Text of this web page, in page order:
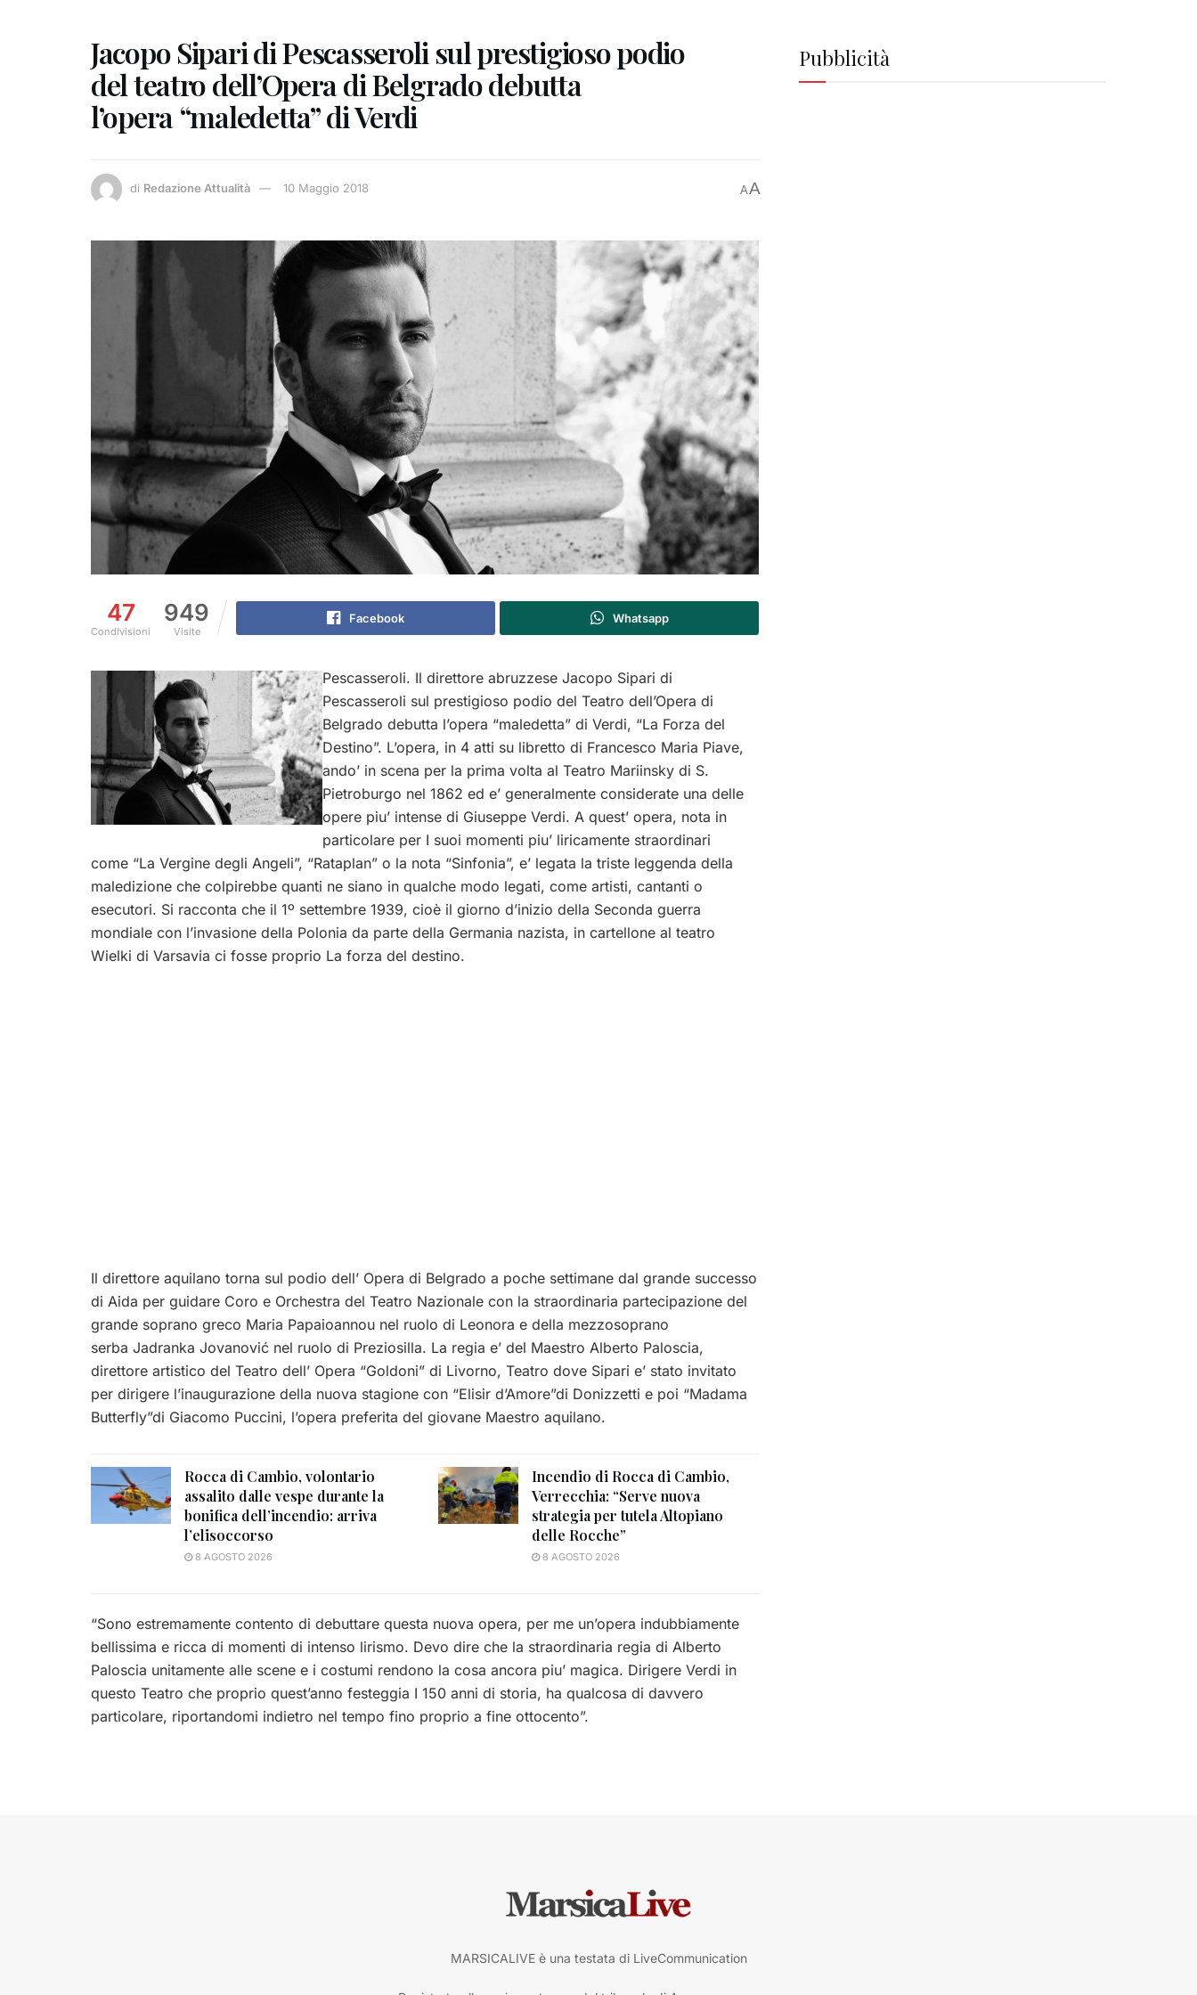
Jacopo Sipari di Pescasseroli sul prestigioso podio
del teatro dell’Opera di Belgrado debutta
l’opera “maledetta” di Verdi
di Redazione Attualità 10 Maggio 2018 AA
47
Condivisioni
949
Visite
Facebook Whatsapp
Pescasseroli. Il direttore abruzzese Jacopo Sipari di
Pescasseroli sul prestigioso podio del Teatro dell’Opera di
Belgrado debutta l’opera “maledetta” di Verdi, “La Forza del
Destino”. L’opera, in 4 atti su libretto di Francesco Maria Piave,
ando’ in scena per la prima volta al Teatro Mariinsky di S.
Pietroburgo nel 1862 ed e’ generalmente considerate una delle
opere piu’ intense di Giuseppe Verdi. A quest’ opera, nota in
particolare per I suoi momenti piu’ liricamente straordinari
come “La Vergine degli Angeli”, “Rataplan” o la nota “Sinfonia”, e’ legata la triste leggenda della
maledizione che colpirebbe quanti ne siano in qualche modo legati, come artisti, cantanti o
esecutori. Si racconta che il 1º settembre 1939, cioè il giorno d’inizio della Seconda guerra
mondiale con l’invasione della Polonia da parte della Germania nazista, in cartellone al teatro
Wielki di Varsavia ci fosse proprio La forza del destino.
Il direttore aquilano torna sul podio dell’ Opera di Belgrado a poche settimane dal grande successo
di Aida per guidare Coro e Orchestra del Teatro Nazionale con la straordinaria partecipazione del
grande soprano greco Maria Papaioannou nel ruolo di Leonora e della mezzosoprano
serba Jadranka Jovanović nel ruolo di Preziosilla. La regia e’ del Maestro Alberto Paloscia,
direttore artistico del Teatro dell’ Opera “Goldoni” di Livorno, Teatro dove Sipari e’ stato invitato
per dirigere l’inaugurazione della nuova stagione con “Elisir d’Amore”di Donizzetti e poi “Madama
Butterfly”di Giacomo Puccini, l’opera preferita del giovane Maestro aquilano.
Rocca di Cambio, volontario
assalito dalle vespe durante la
bonifica dell’incendio: arriva
l’elisoccorso
8 AGOSTO 2026
Incendio di Rocca di Cambio,
Verrecchia: “Serve nuova
strategia per tutela Altopiano
delle Rocche”
8 AGOSTO 2026
“Sono estremamente contento di debuttare questa nuova opera, per me un’opera indubbiamente
bellissima e ricca di momenti di intenso lirismo. Devo dire che la straordinaria regia di Alberto
Paloscia unitamente alle scene e i costumi rendono la cosa ancora piu’ magica. Dirigere Verdi in
questo Teatro che proprio quest’anno festeggia I 150 anni di storia, ha qualcosa di davvero
particolare, riportandomi indietro nel tempo fino proprio a fine ottocento”.
Pubblicità
MARSICALIVE è una testata di LiveCommunication